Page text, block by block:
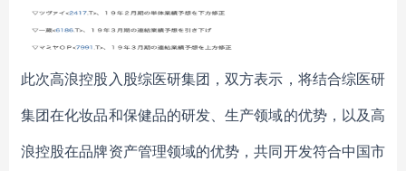
此次高浪控股入股综医研集团，双方表示，将结合综医研
集团在化妆品和保健品的研发、生产领域的优势，以及高
浪控股在品牌资产管理领域的优势，共同开发符合中国市